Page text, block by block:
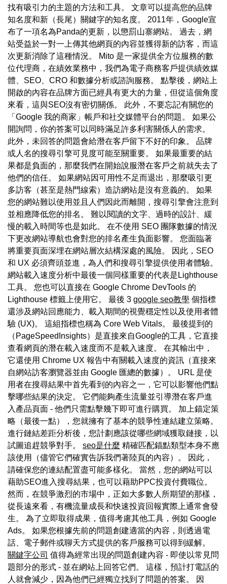
找有吸引力的主題的方法和工具。 文章可以提高您的品牌
知名度和新（長尾）關鍵字的知名度。 2011年，Google宣
布了一項名為Panda的更新，以懲罰山寨網站。 過去，網
站受益於一對一上傳其他網頁的內容並獲得新的訪客，而這
次更新消除了這種情況。 Mito 是一家提供全方位服務的數
位代理商，在績效業務中，我們為電子商務客戶提供績效媒
體、SEO、CRO 和數據分析或諮詢服務。 點擊後，網站上
開啟的內容在品牌方面已經具有更大的力量，但從這個角度
來看，這與SEO沒有密切關係。 此外，不要忘記有關您的
「Google 我的商家」帳戶和社交媒體平台的問題。 如果公
開詢問，你的答案可以同時滿足許多利害關係人的需求。
此外，未回答的問題會給潛在客戶留下不好的印象。 品牌
或人名的搜尋引擎可見度可能至關重要。 如果最重要的結
果都是負面的，那麼我們在開始說服潛在客戶之前就失去了
他們的信任。 如果網站因可用性不足而退出，那麼吸引更
多訪客（甚至是熱門線索）造訪網站是沒有意義的。 如果
您的網站難以使用並且人們因此而離開，搜尋引擎會注意到
並相應降低您的排名。 難以閱讀的文字、過時的設計、緩
慢的載入時間等也是如此。 在不使用 SEO 團隊數據的情況
下更改網站導航也會對您的排名產生負面影響。 您面臨著
將重要頁面深埋在網站層次結構深處的風險。 因此，SEO
和 UX 必須齊頭並進，為人們和搜尋引擎提供使用者體驗。
網站載入速度分析中最後一個同樣重要的代表是Lighthouse
工具。 您也可以直接在 Google Chrome DevTools 的
Lighthouse 標籤上使用它。 最後 3 google seo教學 個指標
還涉及網站回應能力、載入期間的視覺穩定性以及使用者體
驗 (UX)。 這組指標也稱為 Core Web Vitals。 最後提到的
（PageSpeedInsights）是直接來自Google的工具，它直接
查看網頁的潛在載入速度而不是載入速度。 在其輸出中，
它還使用 Chrome UX 報告中有關載入速度的資訊（直接來
自網站訪客瀏覽器並由 Google 匯總的數據）。 URL 是使
用者在搜尋結果中首先看到的內容之一，它可以影響他們點
擊哪些結果的決定。 它們能夠產生流量並引導潛在客戶進
入產品頁面 - 他們只需點擊幾下即可進行購買。 加上錨定策
略（最後一點），您就擁有了基本的競爭性連結建立策略。
進行鏈結差距分析後，您計劃應該從哪些網域獲取鏈接，以
試圖追趕競爭對手。 seo是什麼 精確匹配錨點類型本身不應
該使用（儘管它們確實告訴我們著陸頁的內容）。 因此，
請確保您的連結配置盡可能多樣化。 當然，您的網站可以
藉助SEO進入搜尋結果，也可以藉助PPC投資付費職位。
然而，在競爭激烈的市場中，正如大多數人所期望的那樣，
從長遠來看，有機流量成長和快速投資回報實際上通常會發
生。 為了立即取得成果，值得考慮其他工具，例如 Google
Ads。 如果您根據先前的問題創建適當的內容，則透過電
話、電子郵件或聊天方式提供的客戶服務可以得到緩解。
關鍵字公司 值得為經常出現的問題創建內容 - 即使以常見問
題部分的形式 - 並在網站上回答它們。 這樣，預計打電話的
人就會減少，因為他們已經獨立找到了問題的答案。 因